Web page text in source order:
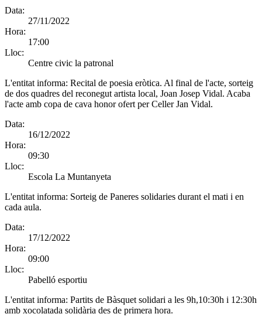
Data:
27/11/2022
Hora:
17:00
Lloc:
Centre civic la patronal
L'entitat informa: Recital de poesia eròtica. Al final de l'acte, sorteig
de dos quadres del reconegut artista local, Joan Josep Vidal. Acaba
l'acte amb copa de cava honor ofert per Celler Jan Vidal.
Data:
16/12/2022
Hora:
09:30
Lloc:
Escola La Muntanyeta
L'entitat informa: Sorteig de Paneres solidaries durant el mati i en
cada aula.
Data:
17/12/2022
Hora:
09:00
Lloc:
Pabelló esportiu
L'entitat informa: Partits de Bàsquet solidari a les 9h,10:30h i 12:30h
amb xocolatada solidària des de primera hora.